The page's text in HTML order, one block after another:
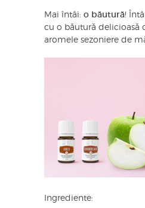
Mai întâi: o băutură!
cu o băutură delicioasă
aromele sezoniere de
Ingrediente: